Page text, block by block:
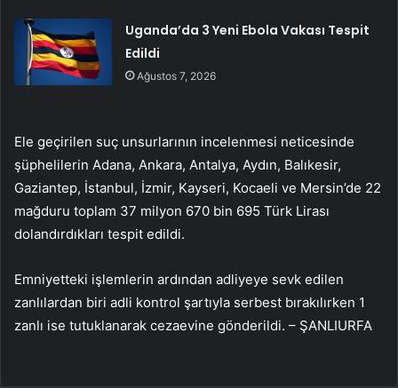
Uganda’da 3 Yeni Ebola Vakası Tespit
Edildi
Ağustos 7, 2026
Ele geçirilen suç unsurlarının incelenmesi neticesinde
şüphelilerin Adana, Ankara, Antalya, Aydın, Balıkesir,
Gaziantep, İstanbul, İzmir, Kayseri, Kocaeli ve Mersin’de 22
mağduru toplam 37 milyon 670 bin 695 Türk Lirası
dolandırdıkları tespit edildi.
Emniyetteki işlemlerin ardından adliyeye sevk edilen
zanlılardan biri adli kontrol şartıyla serbest bırakılırken 1
zanlı ise tutuklanarak cezaevine gönderildi. – ŞANLIURFA